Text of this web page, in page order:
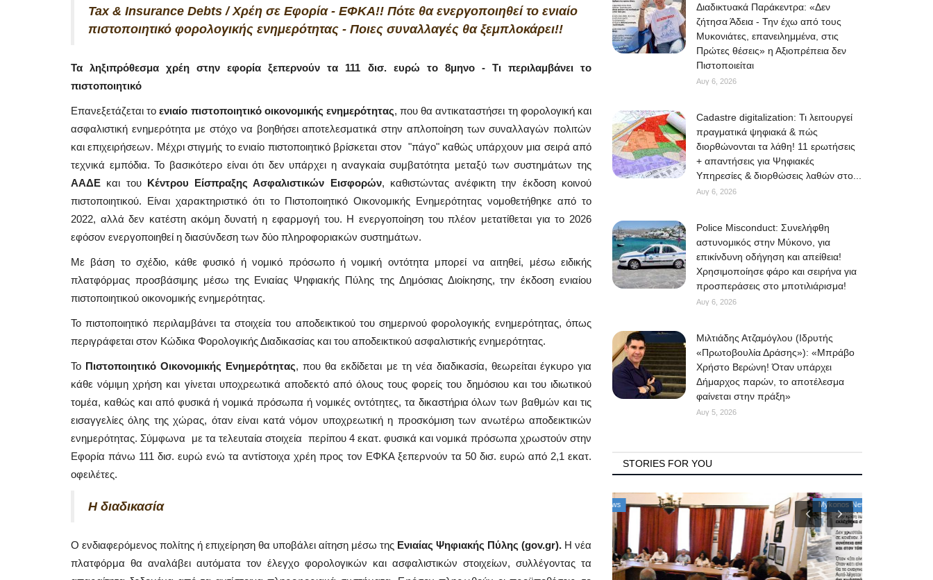
Tax & Insurance Debts / Χρέη σε Εφορία - ΕΦΚΑ!! Πότε θα ενεργοποιηθεί το ενιαίο
πιστοποιητικό φορολογικής ενημερότητας - Ποιες συναλλαγές θα ξεμπλοκάρει!!
Τα ληξιπρόθεσμα χρέη στην εφορία ξεπερνούν τα 111 δισ. ευρώ το 8μηνο - Τι περιλαμβάνει το
πιστοποιητικό
Επανεξετάζεται τοενιαίο πιστοποιητικό οικονομικής ενημερότητας, που θα αντικαταστήσει τη φορολογική και
ασφαλιστική ενημερότητα με στόχο να βοηθήσει αποτελεσματικά στην απλοποίηση των συναλλαγών πολιτών
και επιχειρήσεων. Μέχρι στιγμής το ενιαίο πιστοποιητικό βρίσκεται στον "πάγο" καθώς υπάρχουν μια σειρά από
τεχνικά εμπόδια. Το βασικότερο είναι ότι δεν υπάρχει η αναγκαία συμβατότητα μεταξύ των συστημάτων της
ΑΑΔΕ και του Κέντρου Είσπραξης Ασφαλιστικών Εισφορών, καθιστώντας ανέφικτη την έκδοση κοινού
πιστοποιητικού. Είναι χαρακτηριστικό ότι το Πιστοποιητικό Οικονομικής Ενημερότητας νομοθετήθηκε από το
2022, αλλά δεν κατέστη ακόμη δυνατή η εφαρμογή του. Η ενεργοποίηση του πλέον μετατίθεται για το 2026
εφόσον ενεργοποιηθεί η διασύνδεση των δύο πληροφοριακών συστημάτων.
Με βάση το σχέδιο, κάθε φυσικό ή νομικό πρόσωπο ή νομική οντότητα μπορεί να αιτηθεί, μέσω ειδικής
πλατφόρμας προσβάσιμης μέσω της Ενιαίας Ψηφιακής Πύλης της Δημόσιας Διοίκησης, την έκδοση ενιαίου
πιστοποιητικού οικονομικής ενημερότητας.
Το πιστοποιητικό περιλαμβάνει τα στοιχεία του αποδεικτικού του σημερινού φορολογικής ενημερότητας, όπως
περιγράφεται στον Κώδικα Φορολογικής Διαδικασίας και του αποδεικτικού ασφαλιστικής ενημερότητας.
Το Πιστοποιητικό Οικονομικής Ενημερότητας, που θα εκδίδεται με τη νέα διαδικασία, θεωρείται έγκυρο για
κάθε νόμιμη χρήση και γίνεται υποχρεωτικά αποδεκτό από όλους τους φορείς του δημόσιου και του ιδιωτικού
τομέα, καθώς και από φυσικά ή νομικά πρόσωπα ή νομικές οντότητες, τα δικαστήρια όλων των βαθμών και τις
εισαγγελίες όλης της χώρας, όταν είναι κατά νόμον υποχρεωτική η προσκόμιση των ανωτέρω αποδεικτικών
ενημερότητας. Σύμφωνα με τα τελευταία στοιχεία περίπου 4 εκατ. φυσικά και νομικά πρόσωπα χρωστούν στην
Εφορία πάνω 111 δισ. ευρώ ενώ τα αντίστοιχα χρέη προς τον ΕΦΚΑ ξεπερνούν τα 50 δισ. ευρώ από 2,1 εκατ.
οφειλέτες.
Η διαδικασία
Ο ενδιαφερόμενος πολίτης ή επιχείρηση θα υποβάλει αίτηση μέσω της Ενιαίας Ψηφιακής Πύλης (gov.gr). Η νέα
πλατφόρμα θα αναλάβει αυτόματα τον έλεγχο φορολογικών και ασφαλιστικών στοιχείων, συλλέγοντας τα
Διαδικτυακά Παράκεντρα: «Δεν
ζήτησα Άδεια - Την έχω από τους
Μυκονιάτες, επανειλημμένα, στις
Πρώτες θέσεις» η Αξιοπρέπεια δεν
Πιστοποιείται
Αυγ 6, 2026
Cadastre digitalization: Τι λειτουργεί
πραγματικά ψηφιακά & πώς
διορθώνονται τα λάθη! 11 ερωτήσεις
+ απαντήσεις για Ψηφιακές
Υπηρεσίες & διορθώσεις λαθών στο...
Αυγ 6, 2026
Police Misconduct: Συνελήφθη
αστυνομικός στην Μύκονο, για
επικίνδυνη οδήγηση και απείθεια!
Χρησιμοποίησε φάρο και σειρήνα για
προσπεράσεις στο μποτιλιάρισμα!
Αυγ 6, 2026
Μιλτιάδης Ατζαμόγλου (Ιδρυτής
«Πρωτοβουλία Δράσης»): «Μπράβο
Χρήστο Βερώνη! Όταν υπάρχει
Δήμαρχος παρών, το αποτέλεσμα
φαίνεται στην πράξη»
Αυγ 5, 2026
STORIES FOR YOU
Mykonos Δ.Ε.Υ.Α. Μυκόνου Mykonos News